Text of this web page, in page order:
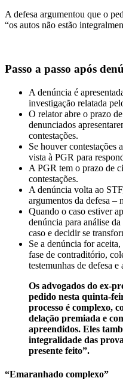
A defesa argumentou que o
“os autos não estão
Passo a passo após
A denúncia é
investigação relatada
O relator abre o prazo
denunciados
contestações.
Se houver contestações
vista à PGR para
A PGR tem o prazo de
contestações.
A denúncia volta ao
argumentos da defesa –
Quando o caso estiver
denúncia para análise
caso e decidir se
⁠Se a denúncia for
fase de contraditório,
testemunhas de defesa e
Os advogados do ex-
pedido nesta quinta-
processo é complexo,
delação premiada e
apreendidos. Eles
integralidade das
presente feito”.
“Emaranhado complexo”